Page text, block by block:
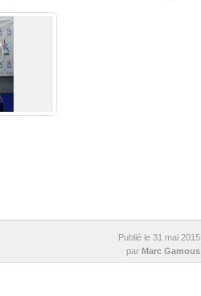
Publié le31 mai 2015
parMarc Gamous